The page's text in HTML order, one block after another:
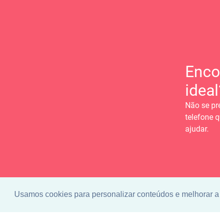
Usamos cookies para personalizar conteúdos e melhorar
Não se
telefone
ajudar.